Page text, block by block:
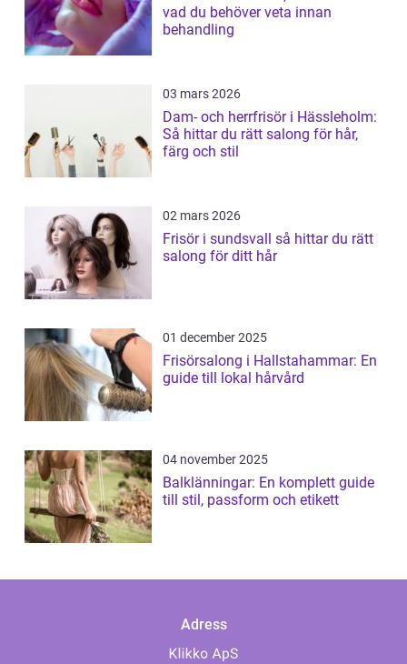
vad du behöver veta innan
behandling
03 mars 2026
Dam- och herrfrisör i Hässleholm:
Så hittar du rätt salong för hår,
färg och stil
02 mars 2026
Frisör i sundsvall så hittar du rätt
salong för ditt hår
01 december 2025
Frisörsalong i Hallstahammar: En
guide till lokal hårvård
04 november 2025
Balklänningar: En komplett guide
till stil, passform och etikett
Adress